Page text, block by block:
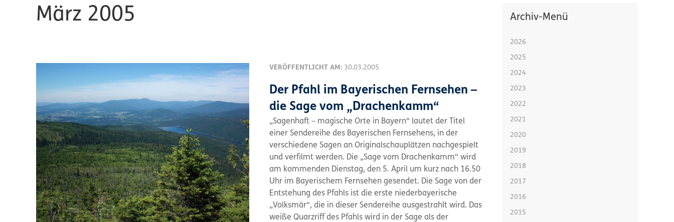
März 2005
VERÖFFENTLICHT AM: 30.03.2005
Der Pfahl im Bayerischen Fernsehen –
die Sage vom „Drachenkamm“
„Sagenhaft – magische Orte in Bayern“ lautet der Titel
einer Sendereihe des Bayerischen Fernsehens, in der
verschiedene Sagen an Originalschauplätzen nachgespielt
und verfilmt werden. Die „Sage vom Drachenkamm“ wird
am kommenden Dienstag, den 5. April um kurz nach 16.50
Uhr im Bayerischem Fernsehen gesendet. Die Sage von der
Entstehung des Pfahls ist die erste niederbayerische
„Volksmär“, die in dieser Sendereihe ausgestrahlt wird. Das
weiße Quarzriff des Pfahls wird in der Sage als der
Archiv-Menü
2026
2025
2024
2023
2022
2021
2020
2019
2018
2017
2016
2015